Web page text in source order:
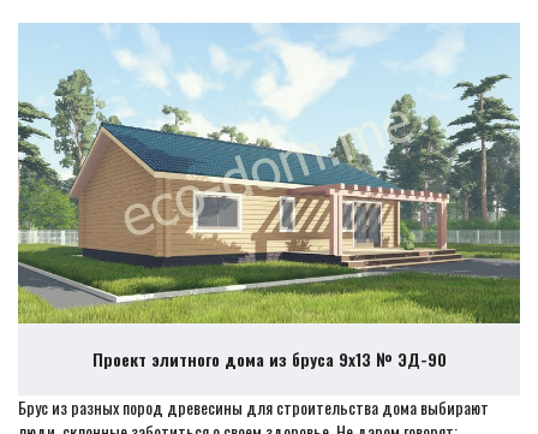
Проект элитного дома из бруса 9х13 № ЭД-90
Брус из разных пород древесины для строительства дома выбирают